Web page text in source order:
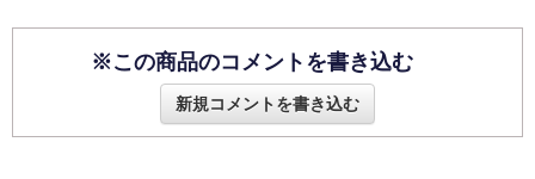
※この商品のコメントを書き込む
新規コメントを書き込む